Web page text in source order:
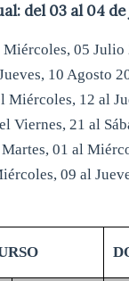
del 03 al 04 de
05 Julio
10 Agosto
Miércoles, 12 al
Viernes, 21 al
01 al
09 al